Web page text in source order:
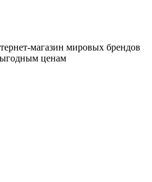
магазин мировых брендов
ценам